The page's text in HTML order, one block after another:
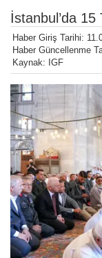
İstanbul’da
Haber Giriş Tarihi:
Haber Güncellenme
Kaynak: IGF